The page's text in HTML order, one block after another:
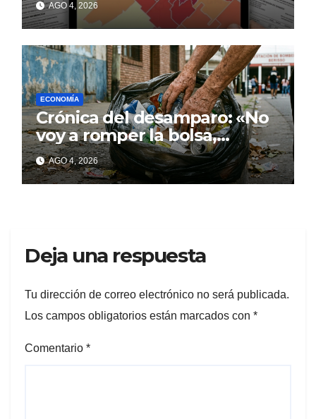
AGO 4, 2026
ECONOMÍA
Crónica del desamparo: «No
voy a romper la bolsa,
quédese tranquilo…»
AGO 4, 2026
Deja una respuesta
Tu dirección de correo electrónico no será publicada.
Los campos obligatorios están marcados con *
Comentario *